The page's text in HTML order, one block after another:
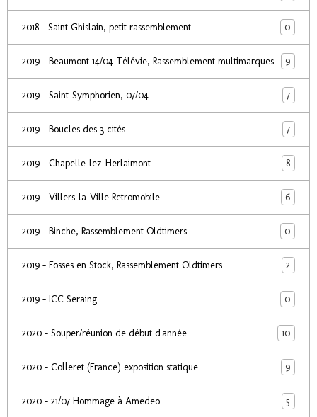
2018 - Saint Ghislain, petit rassemblement 0
2019 - Beaumont 14/04 Télévie, Rassemblement multimarques 9
2019 - Saint-Symphorien, 07/04 7
2019 - Boucles des 3 cités 7
2019 - Chapelle-lez-Herlaimont 8
2019 - Villers-la-Ville Retromobile 6
2019 - Binche, Rassemblement Oldtimers 0
2019 - Fosses en Stock, Rassemblement Oldtimers 2
2019 - ICC Seraing 0
2020 - Souper/réunion de début d'année 10
2020 - Colleret (France) exposition statique 9
2020 - 21/07 Hommage à Amedeo 5